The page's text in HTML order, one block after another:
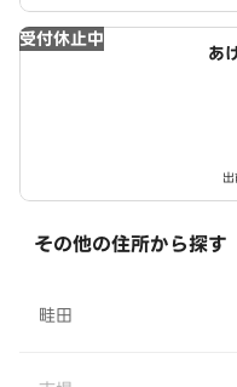
受付休止中
あ
その他の住所から探す
畦田